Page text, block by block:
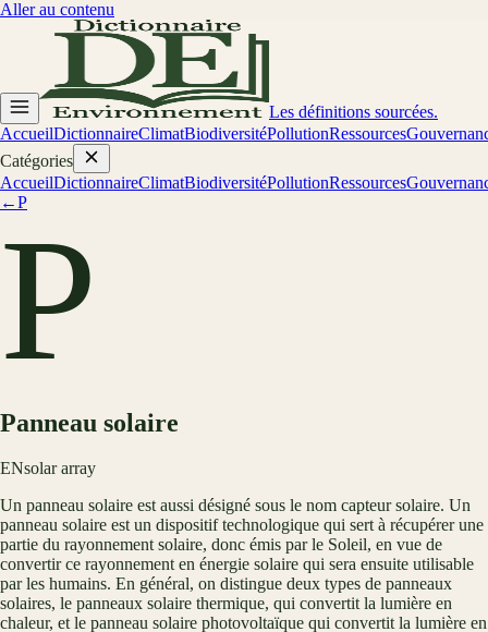
Aller au contenu
Les définitions sourcées.
AccueilDictionnaireClimatBiodiversitéPollutionRessources
Catégories
AccueilDictionnaireClimatBiodiversitéPollutionRessources
←P
P
Panneau solaire
ENsolar array
Un panneau solaire est aussi désigné sous le nom capteur solaire. Un
panneau solaire est un dispositif technologique qui sert à récupérer une
partie du rayonnement solaire, donc émis par le Soleil, en vue de
convertir ce rayonnement en énergie solaire qui sera ensuite utilisable
par les humains. En général, on distingue deux types de panneaux
solaires, le panneaux solaire thermique, qui convertit la lumière en
chaleur, et le panneau solaire photovoltaïque qui convertit la lumière en